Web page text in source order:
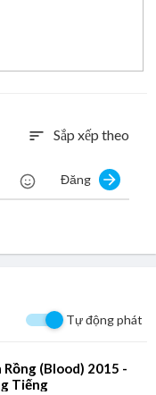
sort Sắp xếp theo
Đăng
Tự động phát
Rồng (Blood) 2015 -
Tiếng